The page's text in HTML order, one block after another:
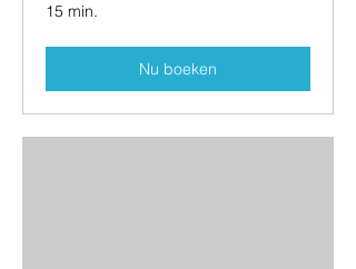
15 min.
Nu boeken